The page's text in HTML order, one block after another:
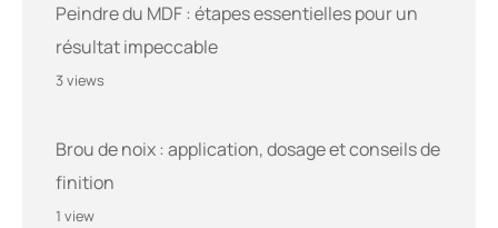
Peindre du MDF : étapes essentielles pour un
résultat impeccable
3 views
Brou de noix : application, dosage et conseils de
finition
1 view